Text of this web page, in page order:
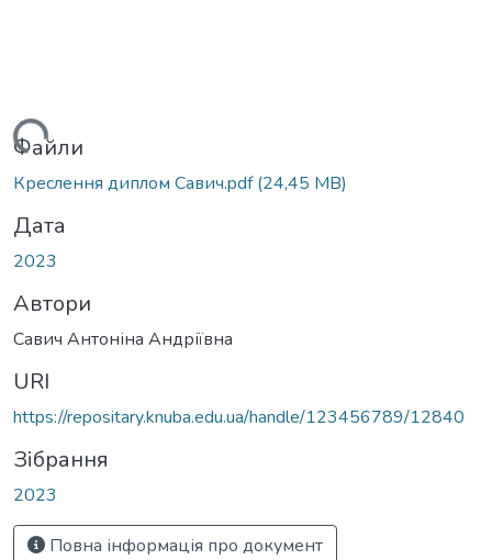
Вантажиться...
Файли
Креслення диплом Савич.pdf(24,45 MB)
Дата
2023
Автори
Савич Антоніна Андріївна
URI
https://repositary.knuba.edu.ua/handle/123456789/12840
Зібрання
2023
Повна інформація про документ